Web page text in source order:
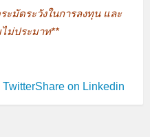
ะมัดระวังในการลงทุน และ
ม่ประมาท**
TwitterShare on Linkedin